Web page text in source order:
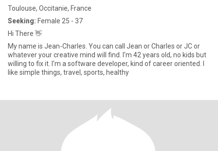
Toulouse, Occitanie, France
Seeking: Female 25 - 37
Hi There 👋
My name is Jean-Charles. You can call Jean or Charles or JC or
whatever your creative mind will find. I'm 42 years old, no kids but
willing to fix it. I'm a software developer, kind of career oriented. I
like simple things, travel, sports, healthy